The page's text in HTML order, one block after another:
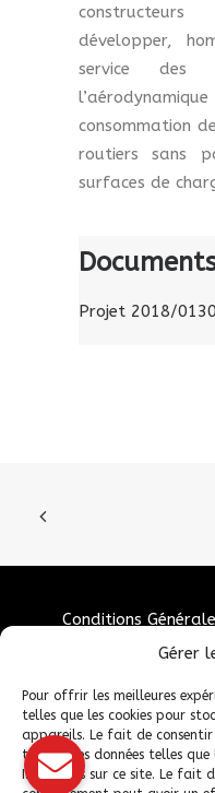
Gérer
Pour offrir les meilleures
telles que les cookies pour
appareils. Le fait de
traiter des données telles
ID uniques sur ce site. Le fait
développer,
service des
consommation
routiers sans
surfaces de
Projet 2018/0130
Conditions
Politique